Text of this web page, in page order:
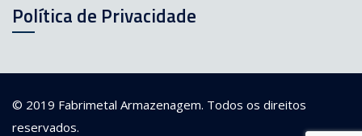
Política de Privacidade
© 2019 Fabrimetal Armazenagem. Todos os direitos
reservados.